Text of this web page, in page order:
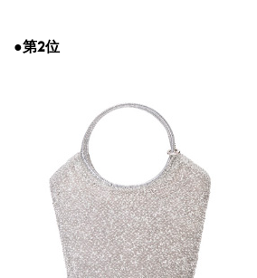
●第2位